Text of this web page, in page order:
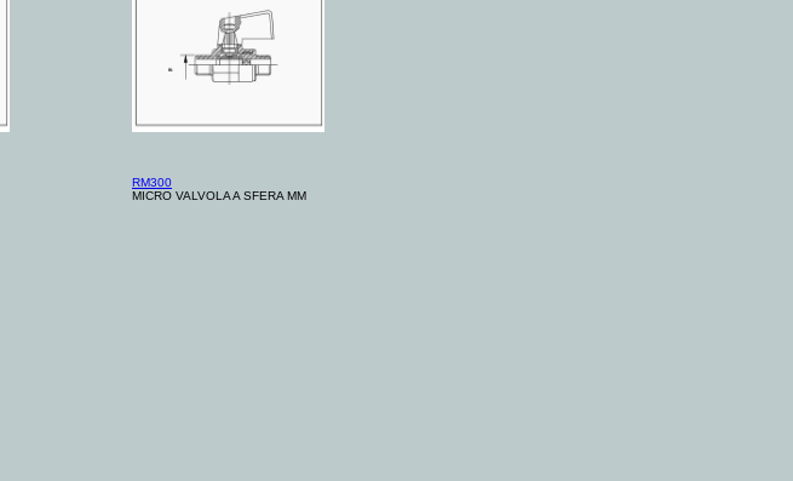
RM300
MICRO VALVOLA A SFERA MM